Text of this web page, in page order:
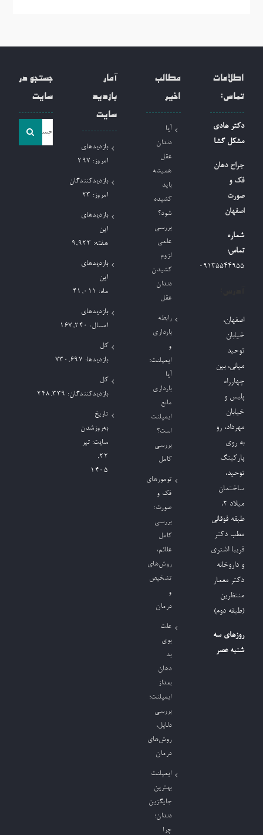
اطلاعات
تماس:
دکتر هادی
مشکل گشا
جراح دهان
فک و
صورت
اصفهان
شماره
تماس:
09135544955
اصفهان،
خیابان
توحید
میانی، بین
چهارراه
پلیس و
خیابان
مهرداد، رو
به روی
پارکینگ
توحید،
ساختمان
میلاد ٢،
طبقه فوقانی
مطب دکتر
فریبا اشتری
و داروخانه
دکتر معمار
منتظرین
(طبقه دوم)
روزهای سه
شنبه عصر
مطالب
اخیر
آیا
دندان
عقل
همیشه
باید
کشیده
شود؟
بررسی
علمی
لزوم
کشیدن
دندان
عقل
رابطه
بارداری
و
ایمپلنت؛
آیا
بارداری
مانع
ایمپلنت
است؟
بررسی
کامل
تومورهای
فک و
صورت؛
بررسی
کامل
علائم،
روش‌های
تشخیص
و
درمان
علت
بوی
بد
دهان
بعداز
ایمپلنت؛
بررسی
دلایل،
روش‌های
درمان
ایمپلنت
بهترین
جایگزین
دندان؛
چرا
آمار
بازدید
سایت
بازدیدهای
امروز: 297
بازدیدکنندگان
امروز: 23
بازدیدهای
این
هفته: 9,923
بازدیدهای
این
ماه: 41,011
بازدیدهای
امسال: 167,240
کل
بازدیدها: 730,697
کل
بازدیدکنند‌گان: 248,339
تاریخ
به‌روزشدن
سایت: تیر
۲۲,
۱۴۰۵
جستجو در
سایت